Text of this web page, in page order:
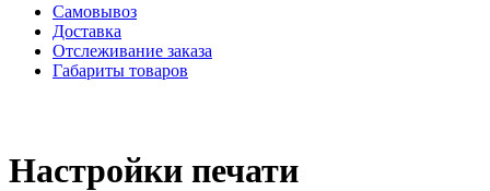
Самовывоз
Доставка
Отслеживание заказа
Габариты товаров
Настройки печати